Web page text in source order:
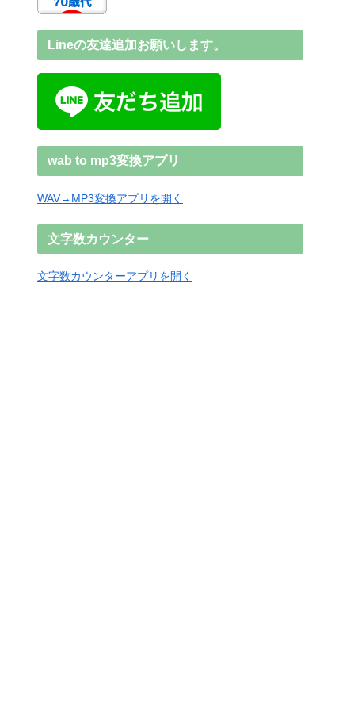
Lineの友達追加お願いします。
wab to mp3変換アプリ
WAV→MP3変換アプリを開く
文字数カウンター
文字数カウンターアプリを開く